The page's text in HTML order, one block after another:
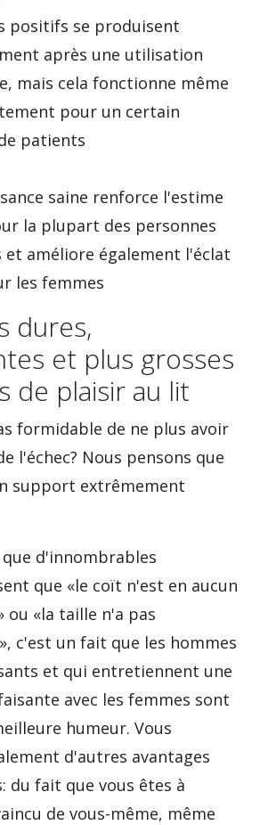
positifs se produisent
après une utilisation
mais cela fonctionne même
pour un certain
patients
saine renforce l'estime
la plupart des personnes
et améliore également l'éclat
les femmes
dures,
et plus grosses
de plaisir au lit
formidable de ne plus avoir
l'échec? Nous pensons que
support extrêmement
d'innombrables
que «le coït n'est en aucun
ou «la taille n'a pas
c'est un fait que les hommes
et qui entretiennent une
avec les femmes sont
humeur. Vous
d'autres avantages
du fait que vous êtes à
de vous-même, même